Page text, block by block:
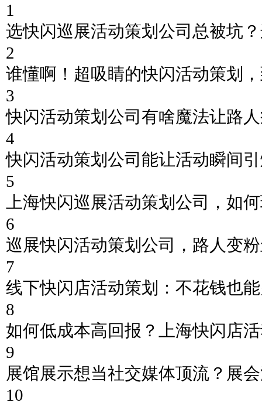
1
选快闪巡展活动策划公司总被坑
2
谁懂啊！超吸睛的快闪活动策划
3
快闪活动策划公司有啥魔法让路
4
快闪活动策划公司能让活动瞬间
5
上海快闪巡展活动策划公司，如
6
巡展快闪活动策划公司，路人变
7
线下快闪店活动策划：不花钱也
8
如何低成本高回报？上海快闪店
9
展馆展示想当社交媒体顶流？展
10